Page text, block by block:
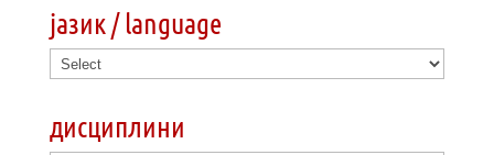
јазик / language
дисциплини